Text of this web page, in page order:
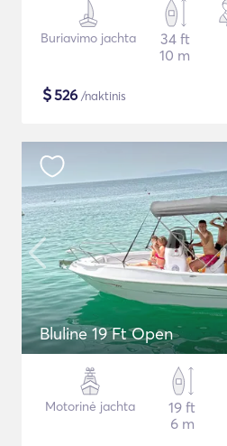
Buriavimo jachta
34 ft
10 m
$526 /naktinis
Bluline 19 Ft Open
Motorinė jachta
19 ft
6 m